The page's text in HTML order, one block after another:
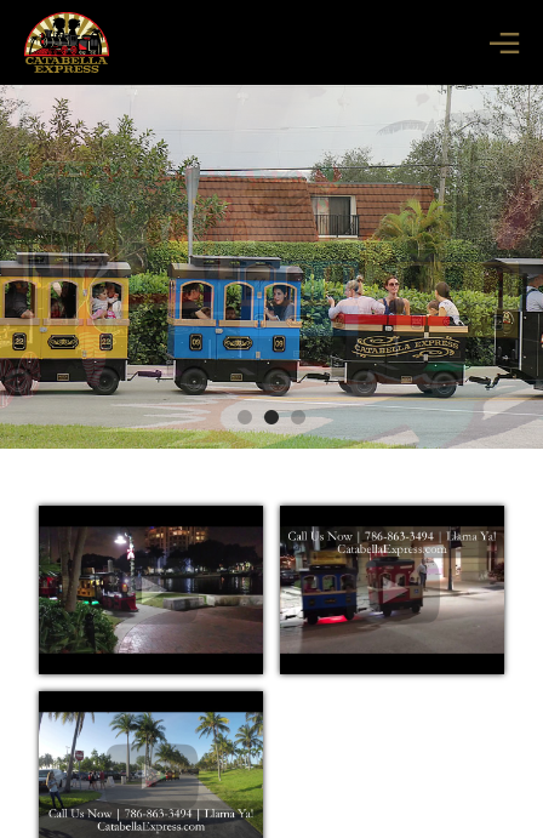
Catabella Express Train
Catabella Express Train
Catabella Express Train